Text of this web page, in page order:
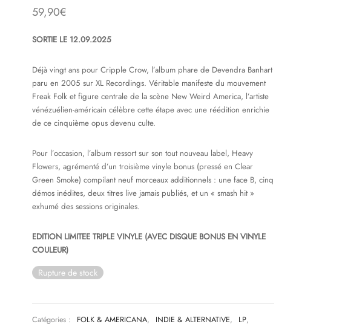
59,90€
SORTIE LE 12.09.2025
Déjà vingt ans pour Cripple Crow, l’album phare de Devendra Banhart
paru en 2005 sur XL Recordings. Véritable manifeste du mouvement
Freak Folk et figure centrale de la scène New Weird America, l’artiste
vénézuélien-américain célèbre cette étape avec une réédition enrichie
de ce cinquième opus devenu culte.
Pour l’occasion, l’album ressort sur son tout nouveau label, Heavy
Flowers, agrémenté d’un troisième vinyle bonus (pressé en Clear
Green Smoke) compilant neuf morceaux additionnels : une face B, cinq
démos inédites, deux titres live jamais publiés, et un « smash hit »
exhumé des sessions originales.
EDITION LIMITEE TRIPLE VINYLE (AVEC DISQUE BONUS EN VINYLE
COULEUR)
Rupture de stock
Catégories : FOLK & AMERICANA, INDIE & ALTERNATIVE, LP,